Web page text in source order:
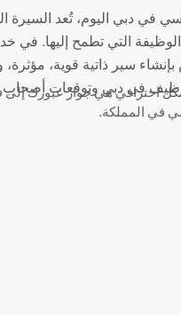
في دبي اليوم، تُعد السيرة
التي تطمح إليها. في
بإنشاء سير ذاتية قوية،
في دبي وتوقعات أصحاب
احترافي هي جواز عبورك
في المملكة.